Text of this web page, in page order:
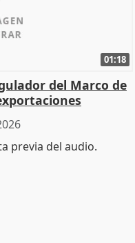
01:18
del Marco de